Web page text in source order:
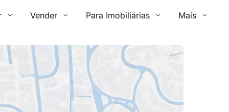
Vender Para Imobiliárias Mais